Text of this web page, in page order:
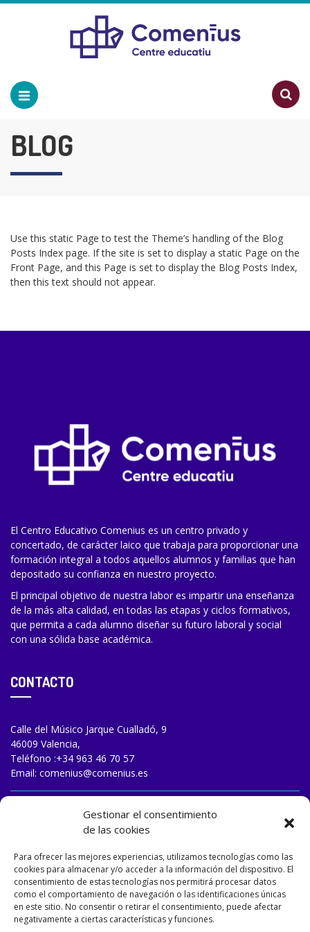
Gestionar el consentimiento
de las cookies
Para ofrecer las mejores experiencias, utilizamos tecnologías como las
cookies para almacenar y/o acceder a la información del dispositivo. El
consentimiento de estas tecnologías nos permitirá procesar datos
como el comportamiento de navegación o las identificaciones únicas
en este sitio. No consentir o retirar el consentimiento, puede afectar
negativamente a ciertas características y funciones.
BLOG
Use this static Page to test the Theme’s handling of the Blog
Posts Index page. If the site is set to display a static Page on the
Front Page, and this Page is set to display the Blog Posts Index,
then this text should not appear.
El Centro Educativo Comenius es un centro privado y
concertado, de carácter laico que trabaja para proporcionar una
formación integral a todos aquellos alumnos y familias que han
depositado su confianza en nuestro proyecto.
El principal objetivo de nuestra labor es impartir una enseñanza
de la más alta calidad, en todas las etapas y ciclos formativos,
que permita a cada alumno diseñar su futuro laboral y social
con una sólida base académica.
CONTACTO
Calle del Músico Jarque Cualladó, 9
46009 Valencia,
Teléfono :+34 963 46 70 57
Email: comenius@comenius.es